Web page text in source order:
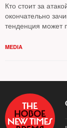
Кто стоит за
окончательно
тенденция может
MEDIA